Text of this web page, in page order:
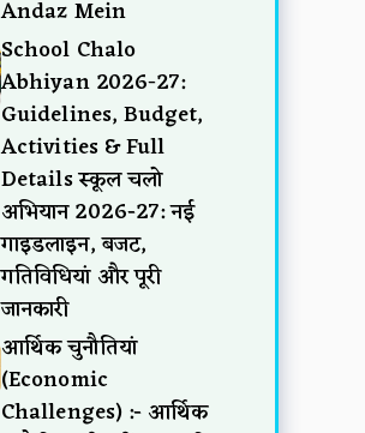
Andaz Mein
School Chalo
Abhiyan 2026-27:
Guidelines, Budget,
Activities & Full
Details स्कूल चलो
अभियान 2026-27: नई
गाइडलाइन, बजट,
गतिविधियां और पूरी
जानकारी
आर्थिक चुनौतियां
(Economic
Challenges) :- आर्थिक